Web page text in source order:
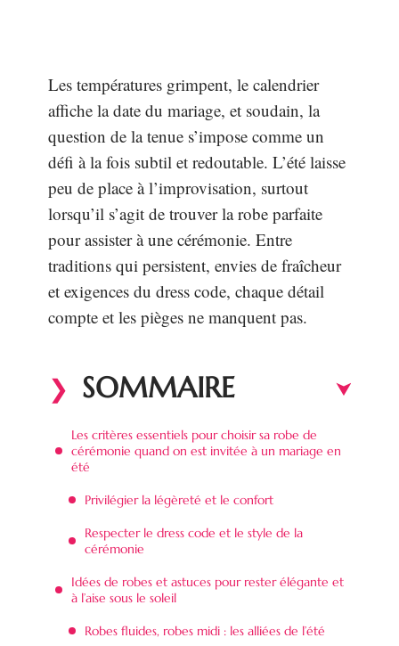
Les températures grimpent, le calendrier
affiche la date du mariage, et soudain, la
question de la tenue s’impose comme un
défi à la fois subtil et redoutable. L’été laisse
peu de place à l’improvisation, surtout
lorsqu’il s’agit de trouver la robe parfaite
pour assister à une cérémonie. Entre
traditions qui persistent, envies de fraîcheur
et exigences du dress code, chaque détail
compte et les pièges ne manquent pas.
SOMMAIRE
Les critères essentiels pour choisir sa robe de
cérémonie quand on est invitée à un mariage en
été
Privilégier la légèreté et le confort
Respecter le dress code et le style de la
cérémonie
Idées de robes et astuces pour rester élégante et
à l’aise sous le soleil
Robes fluides, robes midi : les alliées de l’été